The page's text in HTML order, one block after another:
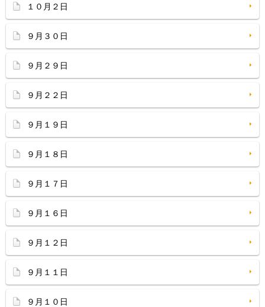
１０月２日
９月３０日
９月２９日
９月２２日
９月１９日
９月１８日
９月１７日
９月１６日
９月１２日
９月１１日
９月１０日